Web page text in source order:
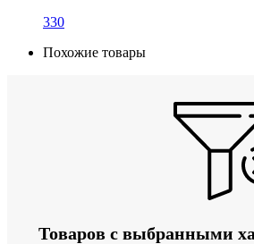
330
Похожие товары
Товаров с выбранными